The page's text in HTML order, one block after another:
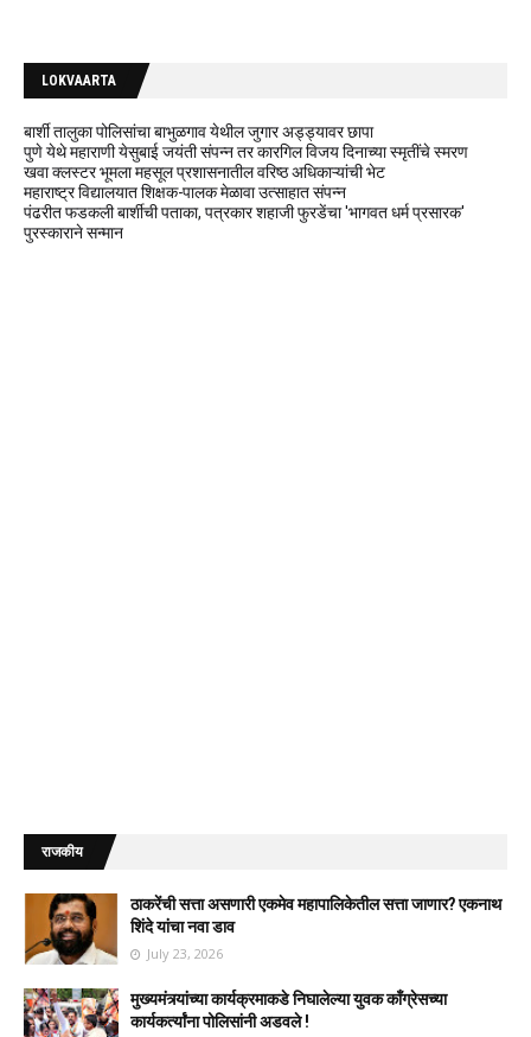
LOKVAARTA
बार्शी तालुका पोलिसांचा बाभुळगाव येथील जुगार अड्ड्यावर छापा
पुणे येथे महाराणी येसुबाई जयंती संपन्न तर कारगिल विजय दिनाच्या स्मृतींचे स्मरण
खवा क्लस्टर भूमला महसूल प्रशासनातील वरिष्ठ अधिकाऱ्यांची भेट
महाराष्ट्र विद्यालयात शिक्षक-पालक मेळावा उत्साहात संपन्न
पंढरीत फडकली बार्शीची पताका, पत्रकार शहाजी फुरडेंचा 'भागवत धर्म प्रसारक'
पुरस्काराने सन्मान
राजकीय
ठाकरेंची सत्ता असणारी एकमेव महापालिकेतील सत्ता जाणार? एकनाथ
शिंदे यांचा नवा डाव
July 23, 2026
मुख्यमंत्र्यांच्या कार्यक्रमाकडे निघालेल्या युवक काँग्रेसच्या
कार्यकर्त्यांना पोलिसांनी अडवले !